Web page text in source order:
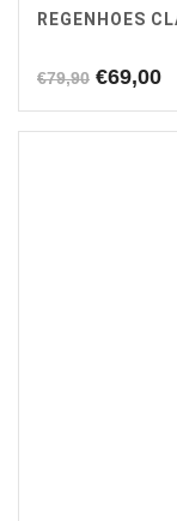
REGENHOES
€79,90
was:
€69,00